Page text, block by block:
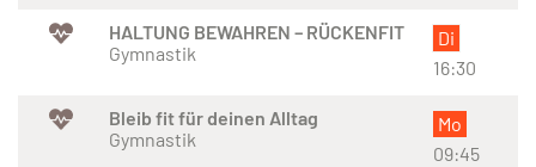
HALTUNG BEWAHREN – RÜCKENFIT
Gymnastik
Di
16:30
Bleib fit für deinen Alltag
Gymnastik
Mo
09:45